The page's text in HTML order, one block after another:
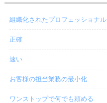
組織化されたプロフェッショナル
正確
速い
お客様の担当業務の最小化
ワンストップで何でも頼める